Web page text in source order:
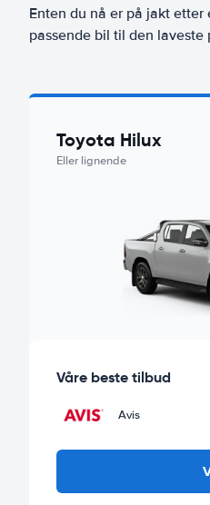
Enten du nå er på jakt
passende bil til den laveste
Toyota Hilux
Eller lignende
Våre beste tilbud
Avis